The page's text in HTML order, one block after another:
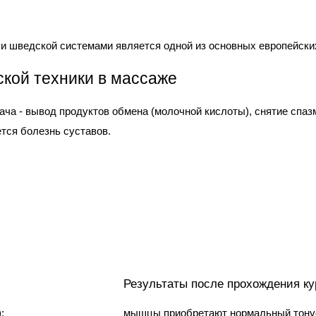
шведской системами является одной из основных
техники в массаже
- вывод продуктов обмена (молочной кислоты), снятие
болезнь суставов.
Результаты после прохождения
мышцы приобретают нормальный